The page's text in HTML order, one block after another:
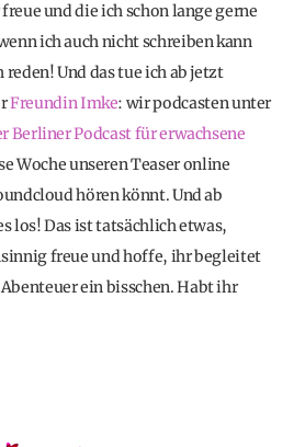
und die ich schon lange gerne
ich auch nicht schreiben kann
Und das tue ich ab jetzt
Freundin Imke: wir podcasten unter
Berliner Podcast für erwachsene
Woche unseren Teaser online
hören könnt. Und ab
los! Das ist tatsächlich etwas,
freue und hoffe, ihr begleitet
ein bisschen. Habt ihr